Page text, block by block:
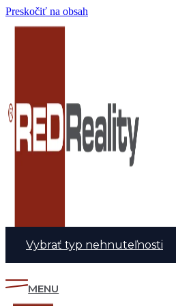
Preskočiť na obsah
Vybrať typ nehnuteľnosti
MENU